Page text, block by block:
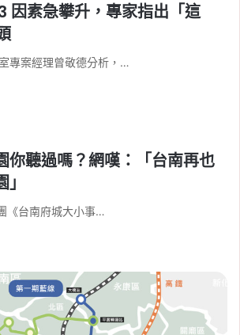
因素急攀升，專家指出「這
專案經理曾敬德分析，…
你聽過嗎？網嘆：「台南再也
《台南府城大小事…